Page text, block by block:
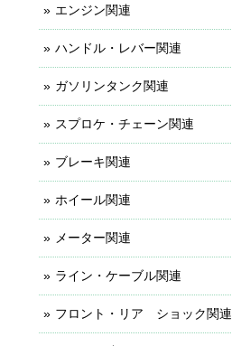
エンジン関連
ハンドル・レバー関連
ガソリンタンク関連
スプロケ・チェーン関連
ブレーキ関連
ホイール関連
メーター関連
ライン・ケーブル関連
フロント・リア ショック関連